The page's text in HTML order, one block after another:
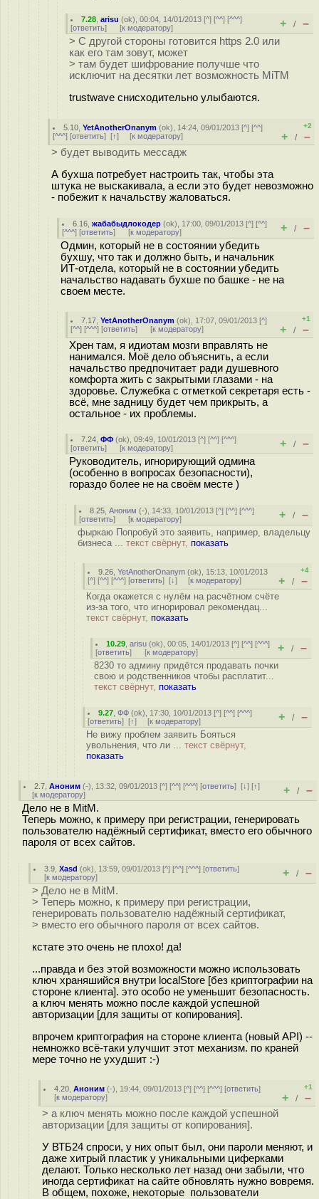
7.28 ,arisu (ok), 00:04, 14/01/2013 [^] [^^] [^^^]
[ответить] [к модератору] + / –
> С другой стороны готовится https 2.0 или
как его там зовут, может
> там будет шифрование получше что
исключит на десятки лет возможность MiTM
trustwave снисходительно улыбаются.
5.10 ,YetAnotherOnanym (ok), 14:24, 09/01/2013 [^] [^^]
[^^^] [ответить] [↑] [к модератору]
+2
+ / –
> будет выводить мессадж
А бухша потребует настроить так, чтобы эта
штука не выскакивала, а если это будет невозможно
- побежит к начальству жаловаться.
6.16 ,жабабыдлокодер (ok), 17:00, 09/01/2013 [^] [^^]
[^^^] [ответить] [к модератору] + / –
Одмин, который не в состоянии убедить
бухшу, что так и должно быть, и начальник
ИТ-отдела, который не в состоянии убедить
начальство надавать бухше по башке - не на
своем месте.
7.17 ,YetAnotherOnanym (ok), 17:07, 09/01/2013 [^]
[^^] [^^^] [ответить] [к модератору]
+1
+ / –
Хрен там, я идиотам мозги вправлять не
нанимался. Моё дело объяснить, а если
начальство предпочитает ради душевного
комфорта жить с закрытыми глазами - на
здоровье. Служебка с отметкой секретаря есть -
всё, мне задницу будет чем прикрыть, а
остальное - их проблемы.
7.24 ,ФФ (ok), 09:49, 10/01/2013 [^] [^^] [^^^]
[ответить] [к модератору] + / –
Руководитель, игнорирующий одмина
(особенно в вопросах безопасности),
гораздо более не на своём месте )
8.25 ,Аноним (-), 14:33, 10/01/2013 [^] [^^] [^^^]
[ответить] [к модератору] + / –
фыркаю Попробуй это заявить, например, владельцу
бизнеса ... текст свёрнут, показать
9.26 ,YetAnotherOnanym (ok), 15:13, 10/01/2013
[^] [^^] [^^^] [ответить] [↓] [к модератору]
+4
+ / –
Когда окажется с нулём на расчётном счёте
из-за того, что игнорировал рекомендац...
текст свёрнут, показать
10.29 ,arisu (ok), 00:05, 14/01/2013 [^] [^^] [^^^]
[ответить] [к модератору] + / –
8230 то админу придётся продавать почки
свою и родственников чтобы расплатит...
текст свёрнут, показать
9.27 ,ФФ (ok), 17:30, 10/01/2013 [^] [^^] [^^^]
[ответить] [↑] [к модератору] + / –
Не вижу проблем заявить Бояться
увольнения, что ли ... текст свёрнут,
показать
2.7 ,Аноним (-), 13:32, 09/01/2013 [^] [^^] [^^^] [ответить][↓] [↑]
[к модератору] + / –
Дело не в MitM.
Теперь можно, к примеру при регистрации, генерировать
пользователю надёжный сертификат, вместо его обычного
пароля от всех сайтов.
3.9 ,Xasd (ok), 13:59, 09/01/2013 [^] [^^] [^^^] [ответить]
[к модератору] + / –
> Дело не в MitM.
> Теперь можно, к примеру при регистрации,
генерировать пользователю надёжный сертификат,
> вместо его обычного пароля от всех сайтов.
кстате это очень не плохо! да!
...правда и без этой возможности можно использовать
ключ храняшийся внутри localStore [без криптографии на
стороне клиента]. это особо не уменьшит безопасность.
а ключ менять можно после каждой успешной
авторизации [для защиты от копирования].
впрочем криптография на стороне клиента (новый API) --
немножко всё-таки улучшит этот механизм. по краней
мере точно не ухудшит :-)
4.20 ,Аноним (-), 19:44, 09/01/2013 [^] [^^] [^^^] [ответить]
[к модератору]
+1
+ / –
> а ключ менять можно после каждой успешной
авторизации [для защиты от копирования].
У ВТБ24 спроси, у них опыт был, они пароли меняют, и
даже хитрый пластик у уникальными циферками
делают. Только несколько лет назад они забыли, что
иногда сертификат на сайте обновлять нужно вовремя.
В общем, похоже, некоторые пользователи